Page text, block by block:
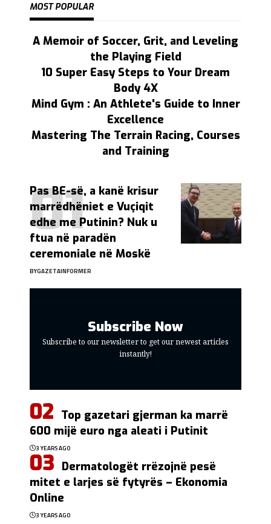
MOST POPULAR
A Memoir of Soccer, Grit, and Leveling
the Playing Field
10 Super Easy Steps to Your Dream
Body 4X
Mind Gym : An Athlete's Guide to Inner
Excellence
Mastering The Terrain Racing, Courses
and Training
Pas BE-së, a kanë krisur
marrëdhëniet e Vuçiqit
edhe me Putinin? Nuk u
ftua në paradën
ceremoniale në Moskë
BYGAZETAINFORMER
Subscribe Now
Subscribe to our newsletter to get our newest articles
instantly!
Top gazetari gjerman ka marrë
600 mijë euro nga aleati i Putinit
3 YEARS AGO
Dermatologët rrëzojnë pesë
mitet e larjes së fytyrës – Ekonomia
Online
3 YEARS AGO